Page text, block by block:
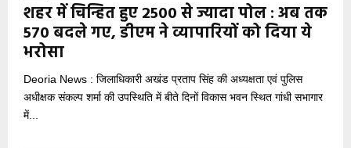
शहर में चिन्हित हुए 2500 से ज्यादा पोल : अब तक
570 बदले गए, डीएम ने व्यापारियों को दिया ये
भरोसा
Deoria News : जिलाधिकारी अखंड प्रताप सिंह की अध्यक्षता एवं पुलिस
अधीक्षक संकल्प शर्मा की उपस्थिति में बीते दिनों विकास भवन स्थित गांधी सभागार
में...